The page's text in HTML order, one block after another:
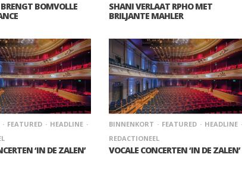
BOMVOLLE
SHANI VERLAAT RPHO MET
BRILJANTE MAHLER
FEATURED
HEADLINE
‘IN DE ZALEN’
BINNENKORT FEATURED
HEADLINE
REDACTIONEEL
VOCALE CONCERTEN ‘IN DE ZALEN’